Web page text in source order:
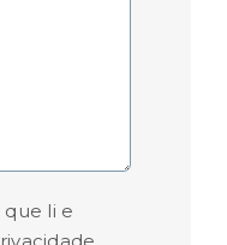
que li e